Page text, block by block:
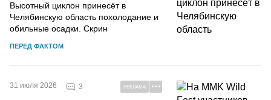
Высотный циклон принесёт в
Челябинскую область похолодание и
обильные осадки. Скрин
ПЕРЕД ФАКТОМ
31 июля 2026 3 РЕКЛАМА